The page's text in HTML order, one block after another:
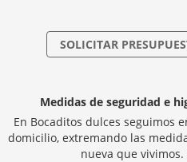
SOLICITAR
Medidas de seguridad e
En Bocaditos dulces seguimos
domicilio, extremando las
nueva que vivimos.